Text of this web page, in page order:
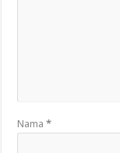
Nama*